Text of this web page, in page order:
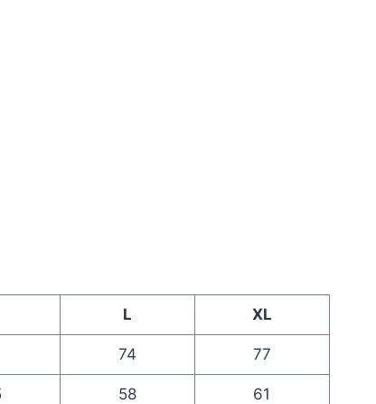
L XL
74 77
58 61